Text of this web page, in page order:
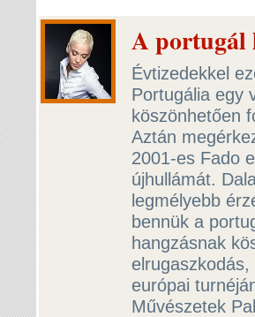
A portugál
Évtizedekkel
Portugália egy
köszönhetően
Aztán
2001-es Fado
újhullámát.
legmélyebb
bennük a
hangzásnak
európai
Művészetek